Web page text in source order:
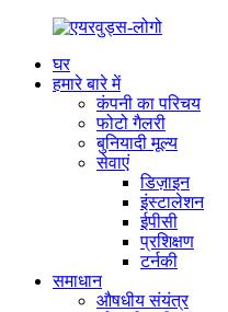
घर
हमारे बारे में
कंपनी का परिचय
फोटो गैलरी
बुनियादी मूल्य
सेवाएं
डिज़ाइन
इंस्टालेशन
ईपीसी
प्रशिक्षण
टर्नकी
समाधान
औषधीय संयंत्र